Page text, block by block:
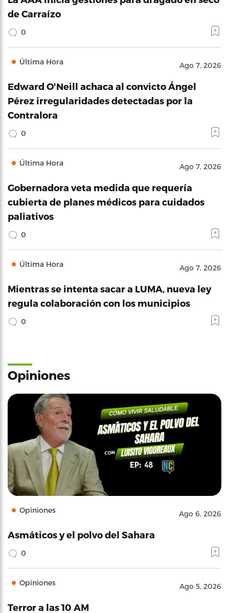
de Carraízo
0
Última Hora Ago 7, 2026
Edward O'Neill achaca al convicto Ángel
Pérez irregularidades detectadas por la
Contralora
0
Última Hora Ago 7, 2026
Gobernadora veta medida que requería
cubierta de planes médicos para cuidados
paliativos
0
Última Hora Ago 7, 2026
Mientras se intenta sacar a LUMA, nueva ley
regula colaboración con los municipios
0
Opiniones
Opiniones Ago 6, 2026
Asmáticos y el polvo del Sahara
0
Opiniones Ago 5, 2026
Terror a las 10 AM